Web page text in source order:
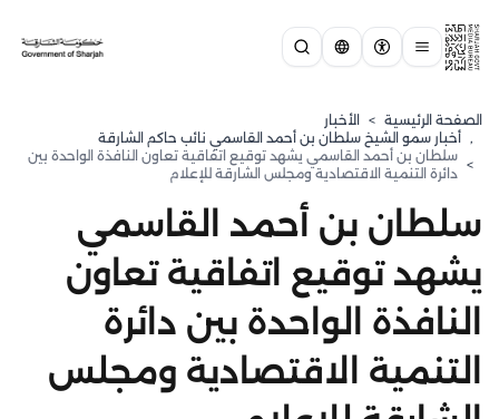
الصفحة الرئيسية > الأخبار
, ⁠أخبار سمو الشيخ سلطان بن أحمد القاسمي نائب حاكم الشارقة
>
سلطان بن أحمد القاسمي يشهد توقيع اتفاقية تعاون النافذة الواحدة بين
دائرة التنمية الاقتصادية ومجلس الشارقة للإعلام
سلطان بن أحمد القاسمي
يشهد توقيع اتفاقية تعاون
النافذة الواحدة بين دائرة
التنمية الاقتصادية ومجلس